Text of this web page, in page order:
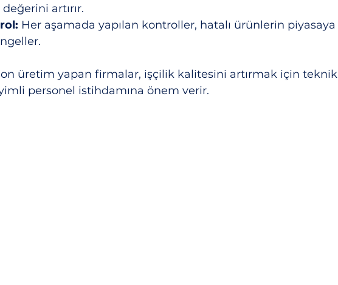
artırır.
Her aşamada yapılan kontroller, hatalı ürünlerin piyasaya
üretim yapan firmalar, işçilik kalitesini artırmak için teknik
personel istihdamına önem verir.